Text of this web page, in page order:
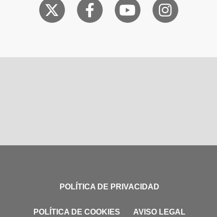
POLÍTICA DE PRIVACIDAD
POLÍTICA DE COOKIES AVISO LEGAL